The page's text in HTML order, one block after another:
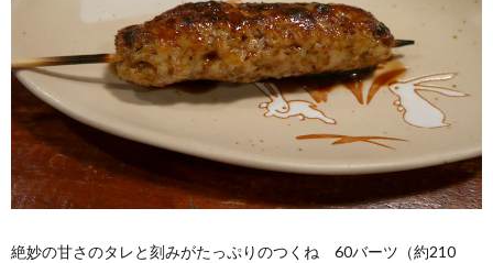
絶妙の甘さのタレと刻みがたっぷりのつくね 60バーツ（約210